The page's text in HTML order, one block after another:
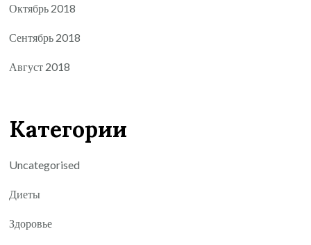
Октябрь 2018
Сентябрь 2018
Август 2018
Категории
Uncategorised
Диеты
Здоровье